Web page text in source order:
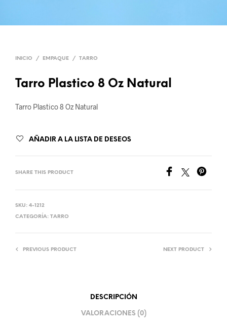
INICIO / EMPAQUE / TARRO
Tarro Plastico 8 Oz Natural
Tarro Plastico 8 Oz Natural
AÑADIR A LA LISTA DE DESEOS
SHARE THIS PRODUCT
SKU: 4-1212
CATEGORÍA: TARRO
PREVIOUS PRODUCT NEXT PRODUCT
DESCRIPCIÓN
VALORACIONES (0)